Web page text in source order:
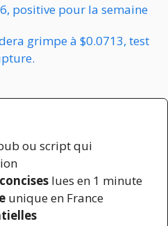
positive pour la semaine
grimpe à $0.0713, test
ou script qui
lues en 1 minute
unique en France